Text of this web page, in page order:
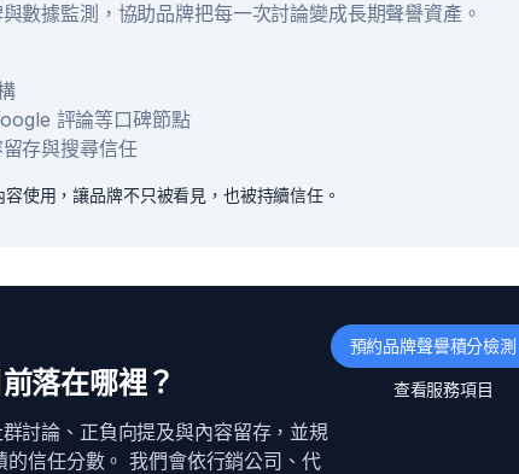
數據監測，協助品牌把每一次討論變成長期聲譽資產。
評論等口碑節點
存與搜尋信任
使用，讓品牌不只被看見，也被持續信任。
落在哪裡？
討論、正負向提及與內容留存，並規
信任分數。 我們會依行銷公司、代
預約品牌聲譽積分檢測
查看服務項目